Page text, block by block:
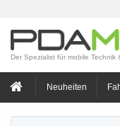
Der Spezialist für mobile Technik
Neuheiten